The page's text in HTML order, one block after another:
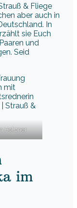
& Fliege
aber auch in
In
sie Euch
und
Seid
Holzner
im